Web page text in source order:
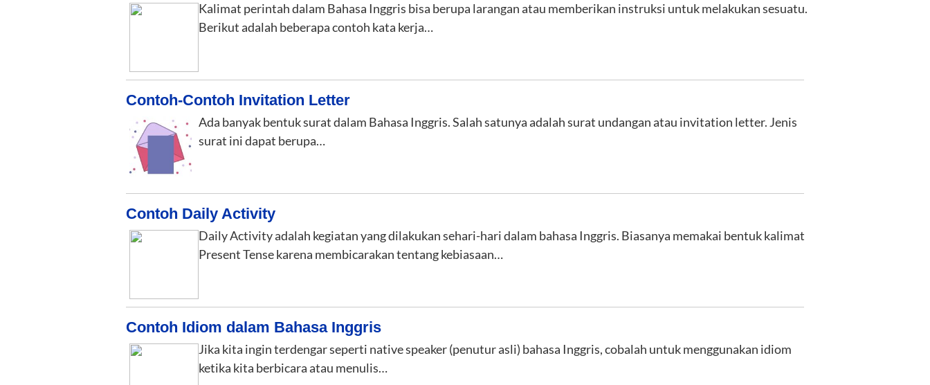
Kalimat perintah dalam Bahasa Inggris bisa berupa larangan atau memberikan instruksi untuk melakukan sesuatu.
Berikut adalah beberapa contoh kata kerja…
Contoh-Contoh Invitation Letter
Ada banyak bentuk surat dalam Bahasa Inggris. Salah satunya adalah surat undangan atau invitation letter. Jenis
surat ini dapat berupa…
Contoh Daily Activity
Daily Activity adalah kegiatan yang dilakukan sehari-hari dalam bahasa Inggris. Biasanya memakai bentuk kalimat
Present Tense karena membicarakan tentang kebiasaan…
Contoh Idiom dalam Bahasa Inggris
Jika kita ingin terdengar seperti native speaker (penutur asli) bahasa Inggris, cobalah untuk menggunakan idiom
ketika kita berbicara atau menulis…